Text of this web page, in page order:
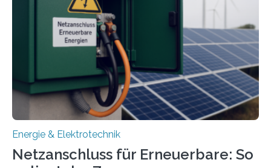
sektorübergreifend vernetzten Energiesystemen. Das
Projekt startete am 15. Oktober 2025, hat eine Laufzeit
von drei Jahren und ein Gesamtvolumen von rund 2,9
Millionen Euro, wovon 2,6 Millionen Euro durch das
Ministerium für Umwelt, Klima und…
Energie & Elektrotechnik
Netzanschluss für Erneuerbare: So